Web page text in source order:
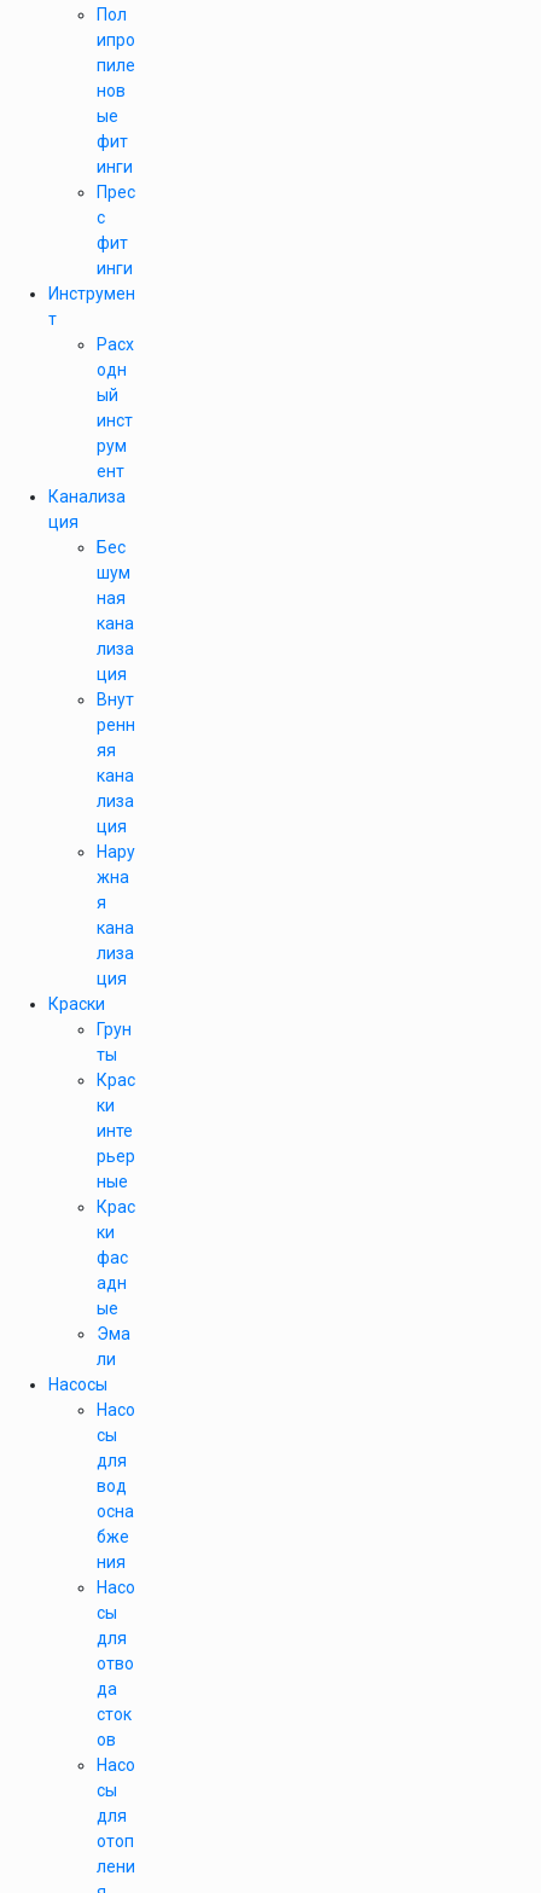
Пол
ипро
пиле
нов
ые
фит
инги
Прес
с
фит
инги
Инструмен
т
Расх
одн
ый
инст
рум
ент
Канализа
ция
Бес
шум
ная
кана
лиза
ция
Внут
ренн
яя
кана
лиза
ция
Нару
жна
я
кана
лиза
ция
Краски
Грун
ты
Крас
ки
инте
рьер
ные
Крас
ки
фас
адн
ые
Эма
ли
Насосы
Насо
сы
для
вод
осна
бже
ния
Насо
сы
для
отво
да
сток
ов
Насо
сы
для
отоп
лени